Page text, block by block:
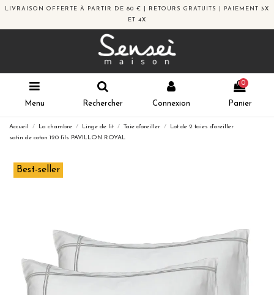
LIVRAISON OFFERTE À PARTIR DE 80 € | RETOURS GRATUITS | PAIEMENT 3X
ET 4X
Menu Rechercher Connexion
0
Panier
Accueil La chambre Linge de lit Taie d'oreiller
Lot de 2 taies d'oreiller
satin de coton 120 fils PAVILLON ROYAL
Best-seller